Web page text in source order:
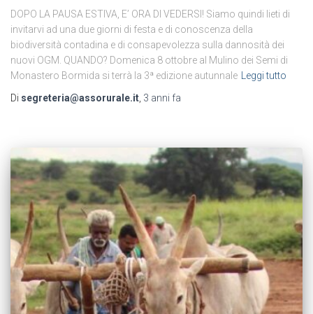
DOPO LA PAUSA ESTIVA, E’ ORA DI VEDERSI! Siamo quindi lieti di
invitarvi ad una due giorni di festa e di conoscenza della
biodiversità contadina e di consapevolezza sulla dannosità dei
nuovi OGM. QUANDO? Domenica 8 ottobre al Mulino dei Semi di
Monastero Bormida si terrà la 3ª edizione autunnale Leggi tutto
Di segreteria@assorurale.it, 3 anni fa